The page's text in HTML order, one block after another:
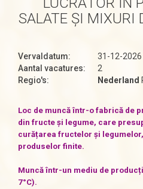
SALATE ȘI MIXURI
Vervaldatum:
31-12-2026
Aantal vacatures:
2
Regio's:
Nederland
Loc de muncă într-o fabrică de
din fructe și legume, care
curățarea fructelor și
produselor finite.
Muncă într-un mediu de
7°C).